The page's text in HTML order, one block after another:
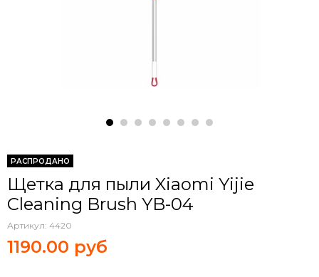
РАСПРОДАНО
Щетка для пыли Xiaomi Yijie
Cleaning Brush YB-04
Артикул: 4420
1190.00 руб